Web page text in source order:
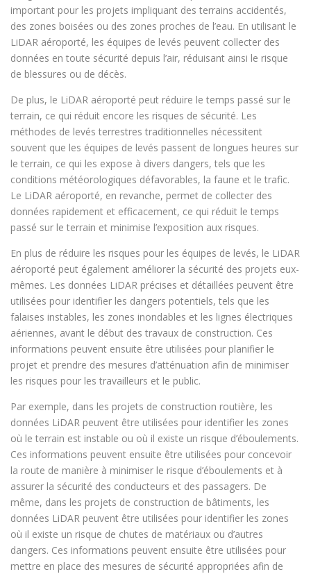
important pour les projets impliquant des terrains accidentés,
des zones boisées ou des zones proches de l’eau. En utilisant le
LiDAR aéroporté, les équipes de levés peuvent collecter des
données en toute sécurité depuis l’air, réduisant ainsi le risque
de blessures ou de décès.
De plus, le LiDAR aéroporté peut réduire le temps passé sur le
terrain, ce qui réduit encore les risques de sécurité. Les
méthodes de levés terrestres traditionnelles nécessitent
souvent que les équipes de levés passent de longues heures sur
le terrain, ce qui les expose à divers dangers, tels que les
conditions météorologiques défavorables, la faune et le trafic.
Le LiDAR aéroporté, en revanche, permet de collecter des
données rapidement et efficacement, ce qui réduit le temps
passé sur le terrain et minimise l’exposition aux risques.
En plus de réduire les risques pour les équipes de levés, le LiDAR
aéroporté peut également améliorer la sécurité des projets eux-
mêmes. Les données LiDAR précises et détaillées peuvent être
utilisées pour identifier les dangers potentiels, tels que les
falaises instables, les zones inondables et les lignes électriques
aériennes, avant le début des travaux de construction. Ces
informations peuvent ensuite être utilisées pour planifier le
projet et prendre des mesures d’atténuation afin de minimiser
les risques pour les travailleurs et le public.
Par exemple, dans les projets de construction routière, les
données LiDAR peuvent être utilisées pour identifier les zones
où le terrain est instable ou où il existe un risque d’éboulements.
Ces informations peuvent ensuite être utilisées pour concevoir
la route de manière à minimiser le risque d’éboulements et à
assurer la sécurité des conducteurs et des passagers. De
même, dans les projets de construction de bâtiments, les
données LiDAR peuvent être utilisées pour identifier les zones
où il existe un risque de chutes de matériaux ou d’autres
dangers. Ces informations peuvent ensuite être utilisées pour
mettre en place des mesures de sécurité appropriées afin de